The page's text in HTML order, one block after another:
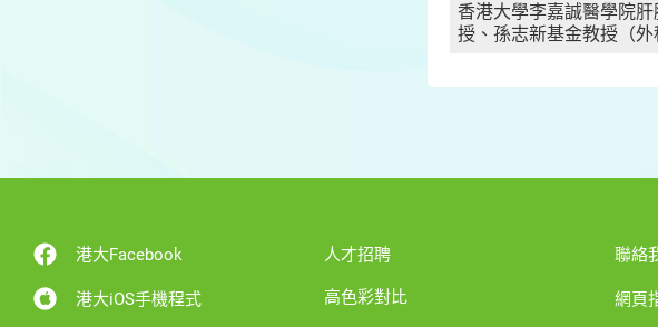
香港大學李嘉誠醫學院
授、孫志新基金教授（外
港大Facebook
港大iOS手機程式
人才招聘
高色彩對比
聯絡
網頁